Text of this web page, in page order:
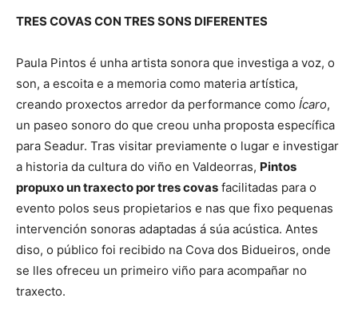
TRES COVAS CON TRES SONS DIFERENTES
Paula Pintos é unha artista sonora que investiga a voz, o
son, a escoita e a memoria como materia artística,
creando proxectos arredor da performance como Ícaro,
un paseo sonoro do que creou unha proposta específica
para Seadur. Tras visitar previamente o lugar e investigar
a historia da cultura do viño en Valdeorras, Pintos
propuxo un traxecto por tres covas facilitadas para o
evento polos seus propietarios e nas que fixo pequenas
intervención sonoras adaptadas á súa acústica. Antes
diso, o público foi recibido na Cova dos Bidueiros, onde
se lles ofreceu un primeiro viño para acompañar no
traxecto.